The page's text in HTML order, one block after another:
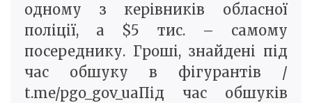
одному з керівників обласної
поліції, а $5 тис. – самому
посереднику. Гроші, знайдені під
час обшуку в фігурантів /
t.me/pgo_gov_uaПід час обшуків